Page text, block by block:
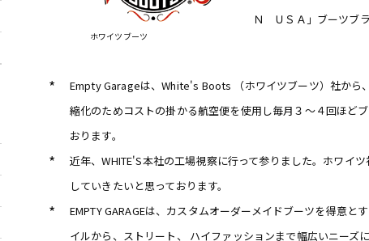
Northwest
Nomad
MP360
Packer
Hendrik
Romeo
Oil, Lace,
goods
ホワイツブーツ
Ｎ ＵＳＡ」ブーツブラ
*
Empty Garageは、White's Boots （ホワイツブーツ）社から
縮化のためコストの掛かる航空便を使用し毎月３〜４回ほど
おります。
*
近年、WHITE'S本社の工場視察に行って参りました。ホワイ
していきたいと思っております。
*
EMPTY GARAGEは、カスタムオーダーメイドブーツを得意
イルから、ストリート、 ハイファッションまで幅広いニー